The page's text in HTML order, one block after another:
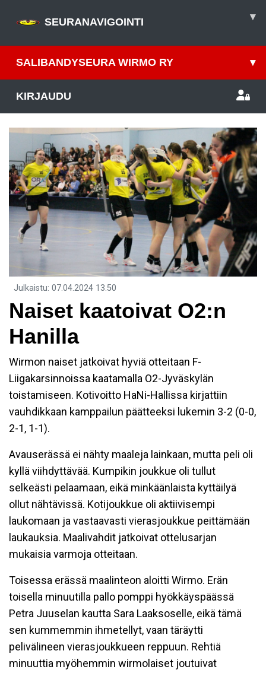
SEURANAVIGOINTI ▾
SALIBANDYSEURA WIRMO RY ▾
KIRJAUDU
Julkaistu: 07.04.2024 13.50
Naiset kaatoivat O2:n
Hanilla
Wirmon naiset jatkoivat hyviä otteitaan F-
Liigakarsinnoissa kaatamalla O2-Jyväskylän
toistamiseen. Kotivoitto HaNi-Hallissa kirjattiin
vauhdikkaan kamppailun päätteeksi lukemin 3-2 (0-0,
2-1, 1-1).
Avauserässä ei nähty maaleja lainkaan, mutta peli oli
kyllä viihdyttävää. Kumpikin joukkue oli tullut
selkeästi pelaamaan, eikä minkäänlaista kyttäilyä
ollut nähtävissä. Kotijoukkue oli aktiivisempi
laukomaan ja vastaavasti vierasjoukkue peittämään
laukauksia. Maalivahdit jatkoivat ottelusarjan
mukaisia varmoja otteitaan.
Toisessa erässä maalinteon aloitti Wirmo. Erän
toisella minuutilla pallo pomppi hyökkäyspäässä
Petra Juuselan kautta Sara Laaksoselle, eikä tämä
sen kummemmin ihmetellyt, vaan täräytti
pelivälineen vierasjoukkueen reppuun. Rehtiä
minuuttia myöhemmin wirmolaiset joutuivat